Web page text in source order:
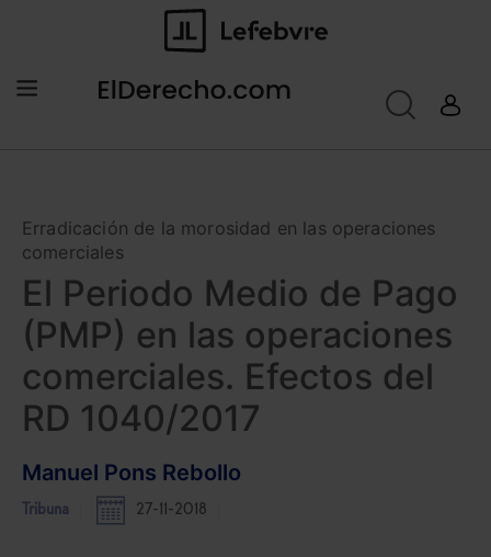
Erradicación de la morosidad en las operaciones
comerciales
El Periodo Medio de Pago
(PMP) en las operaciones
comerciales. Efectos del
RD 1040/2017
Manuel Pons Rebollo
Tribuna 27-11-2018